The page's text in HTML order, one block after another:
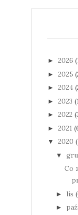
► 2026
► 2025
► 2024
► 2023
► 2022
► 2021
▼ 2020
▼ gru
Co
► lis
► paź